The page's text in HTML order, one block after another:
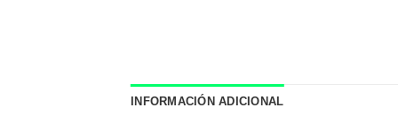
INFORMACIÓN ADICIONAL